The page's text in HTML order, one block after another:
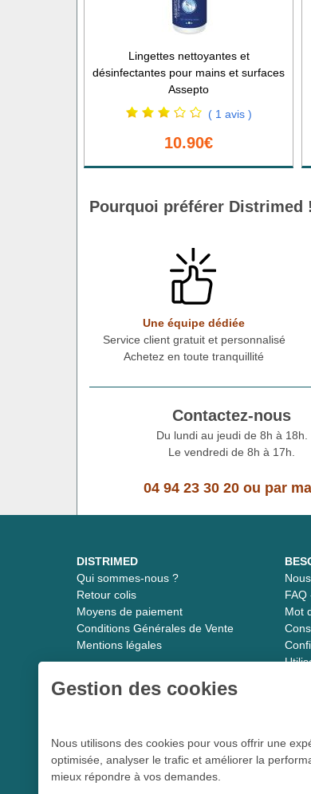
Lingettes nettoyantes et
désinfectantes pour mains et surfaces
Assepto
( 1 avis )
10.90€
Pourquoi préférer Distrimed !
Une équipe dédiée
Service client gratuit et personnalisé
Achetez en toute tranquillité
Contactez-nous
Du lundi au jeudi de 8h à 18h.
Le vendredi de 8h à 17h.
04 94 23 30 20 ou par
DISTRIMED
Qui sommes-nous ?
Retour colis
Moyens de paiement
Conditions Générales de Vente
Mentions légales
FAQ
Mot
Distrimed.com 1989 - 2026
Le spécialiste du matériel médical
Gestion des cookies
Nous utilisons des cookies pour vous offrir une
optimisée, analyser le trafic et améliorer la
mieux répondre à vos demandes.